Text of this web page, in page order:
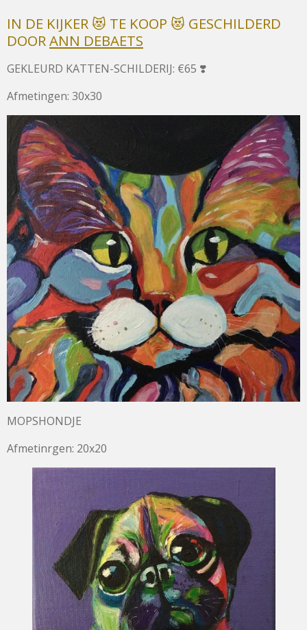
IN DE KIJKER 😻 TE KOOP 😻 GESCHILDERD
DOORANN DEBAETS
GEKLEURD KATTEN-SCHILDERIJ: €65 ❣️
Afmetingen: 30x30
MOPSHONDJE
Afmetinrgen: 20x20